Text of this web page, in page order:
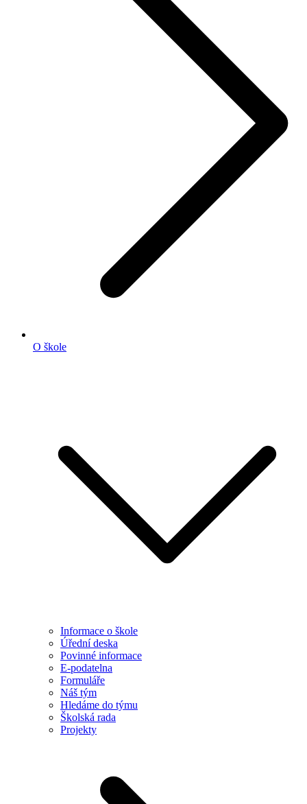
O škole
Informace o škole
Úřední deska
Povinné informace
E-podatelna
Formuláře
Náš tým
Hledáme do týmu
Školská rada
Projekty